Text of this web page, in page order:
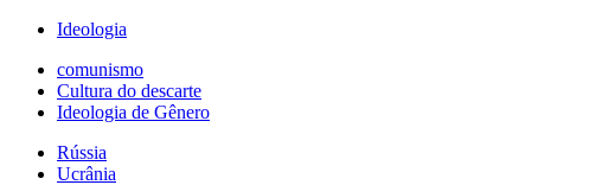
Ideologia
comunismo
Cultura do descarte
Ideologia de Gênero
Rússia
Ucrânia